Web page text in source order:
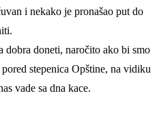
i nekako je pronašao put do
dobra doneti, naročito ako bi smo
stepenica Opštine, na vidiku
vade sa dna kace.